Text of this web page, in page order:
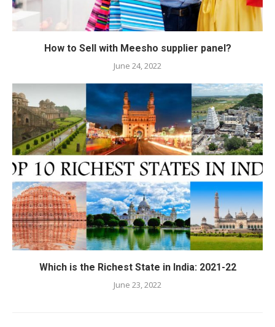
How to Sell with Meesho supplier panel?
June 24, 2022
Which is the Richest State in India: 2021-22
June 23, 2022